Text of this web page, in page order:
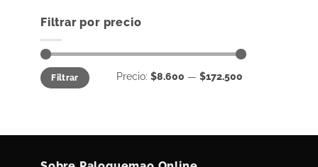
Filtrar por precio
Filtrar Precio: $8.600 — $172.500